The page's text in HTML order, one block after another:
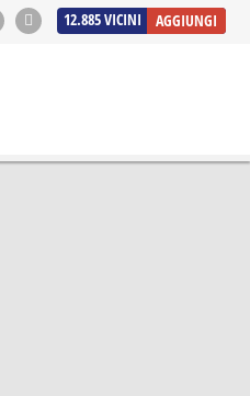
12.885VICINI AGGIUNGI